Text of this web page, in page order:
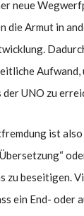
neue
die Armut in
Aufwand,
der UNO zu
ist
zu beseitigen.
ein End- oder